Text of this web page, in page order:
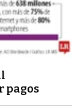
pagos